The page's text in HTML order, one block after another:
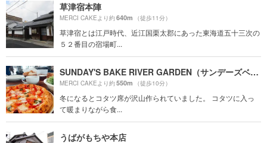
草津宿本陣
MERCI CAKEより約640m （徒歩11分）
草津宿とは江戸時代、近江国栗太郡にあった東海道五十三次の
５２番目の宿場町...
SUNDAY'S BAKE RIVER GARDEN（サンデーズベイク リバーガーデン）
MERCI CAKEより約550m （徒歩10分）
冬になるとコタツ席が沢山作られていました。 コタツに入っ
て暖まりながら食...
うばがもちや本店